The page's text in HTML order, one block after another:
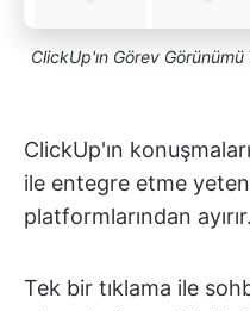
ClickUp'ın Görev Görünümü
ClickUp'ın
ile entegre etme
platformlarından ayırır.
Tek bir tıklama ile